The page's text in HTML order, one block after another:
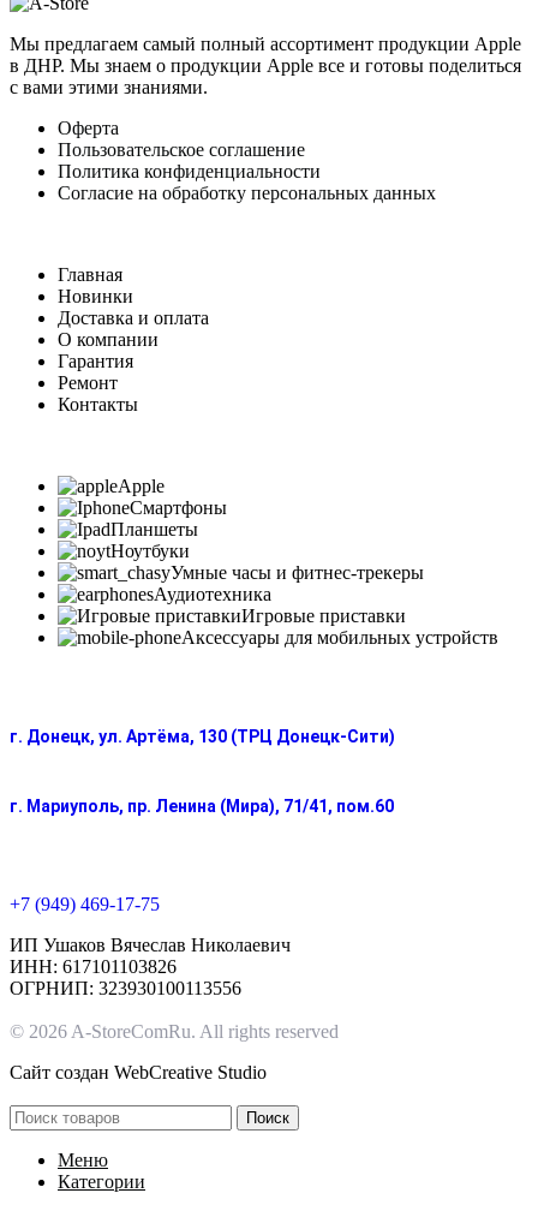
Мы предлагаем самый полный ассортимент продукции Apple
в ДНР. Мы знаем о продукции Apple все и готовы поделиться
с вами этими знаниями.
Оферта
Пользовательское соглашение
Политика конфиденциальности
Согласие на обработку персональных данных
Главная
Новинки
Доставка и оплата
О компании
Гарантия
Ремонт
Контакты
Apple
Смартфоны
Планшеты
Ноутбуки
Умные часы и фитнес-трекеры
Аудиотехника
Игровые приставки
Аксессуары для мобильных устройств
г. Донецк, ул. Артёма, 130 (ТРЦ Донецк-Сити)
г. Мариуполь, пр. Ленина (Мира), 71/41, пом.60
+7 (949) 469-17-75
ИП Ушаков Вячеслав Николаевич
ИНН: 617101103826
ОГРНИП: 323930100113556
© 2026 A-StoreComRu. All rights reserved
Сайт создан WebCreative Studio
Поиск
Меню
Категории